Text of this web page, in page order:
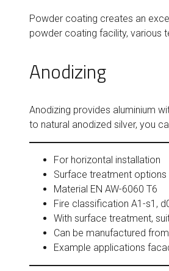
Powder coating creates an
powder coating facility, various
Anodizing
Anodizing provides aluminium
to natural anodized silver, you
For horizontal installation
Surface treatment
Material EN AW-6060 T6
Fire classification A1-s1,
With surface treatment,
Can be manufactured
Example applications